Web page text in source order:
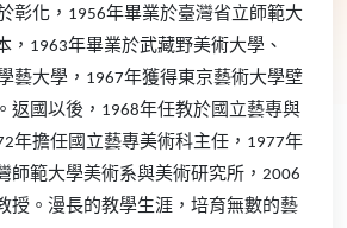
彰化，1956年畢業於臺灣省立師範大
，1963年畢業於武藏野美術大學、
藝大學，1967年獲得東京藝術大學壁
返國以後，1968年任教於國立藝專與
年擔任國立藝專美術科主任，1977年
師範大學美術系與美術研究所，2006
授。漫長的教學生涯，培育無數的藝